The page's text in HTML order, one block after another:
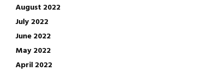
August 2022
July 2022
June 2022
May 2022
April 2022